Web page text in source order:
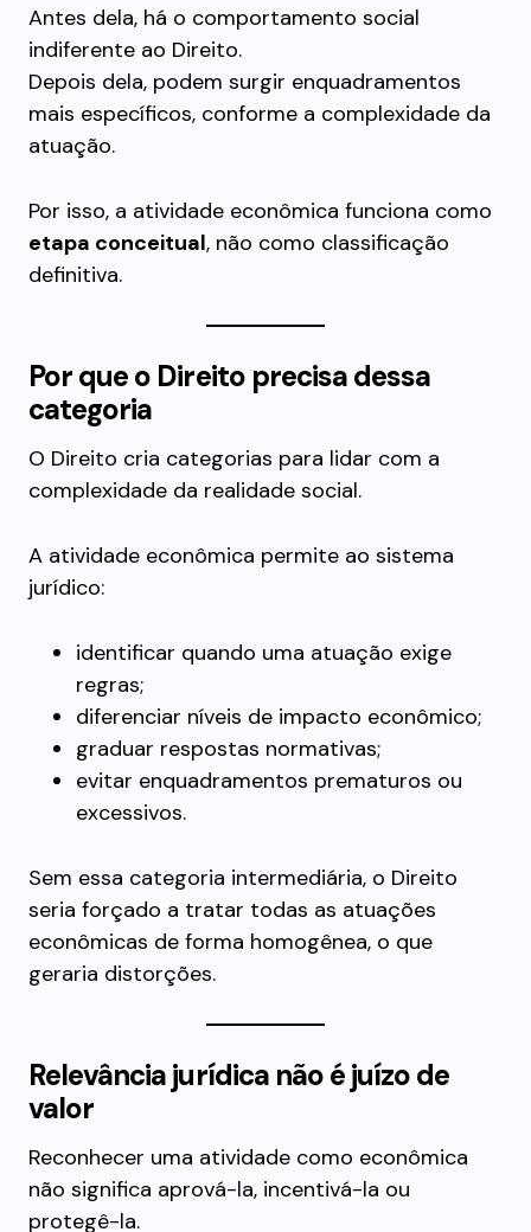
Antes dela, há o comportamento social
indiferente ao Direito.
Depois dela, podem surgir enquadramentos
mais específicos, conforme a complexidade da
atuação.
Por isso, a atividade econômica funciona como
etapa conceitual, não como classificação
definitiva.
Por que o Direito precisa dessa
categoria
O Direito cria categorias para lidar com a
complexidade da realidade social.
A atividade econômica permite ao sistema
jurídico:
identificar quando uma atuação exige
regras;
diferenciar níveis de impacto econômico;
graduar respostas normativas;
evitar enquadramentos prematuros ou
excessivos.
Sem essa categoria intermediária, o Direito
seria forçado a tratar todas as atuações
econômicas de forma homogênea, o que
geraria distorções.
Relevância jurídica não é juízo de
valor
Reconhecer uma atividade como econômica
não significa aprová-la, incentivá-la ou
protegê-la.